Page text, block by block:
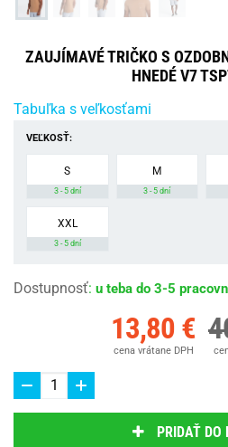
ZAUJÍMAVÉ TRIČKO S
HNEDÉ V7
Tabuľka s veľkosťami
VEĽKOSŤ:
S
3 - 5 dní
M
3 - 5 dní
XXL
3 - 5 dní
Dostupnosť: u teba do 3-5
13,80 €
cena vrátane DPH
PRIDAŤ DO